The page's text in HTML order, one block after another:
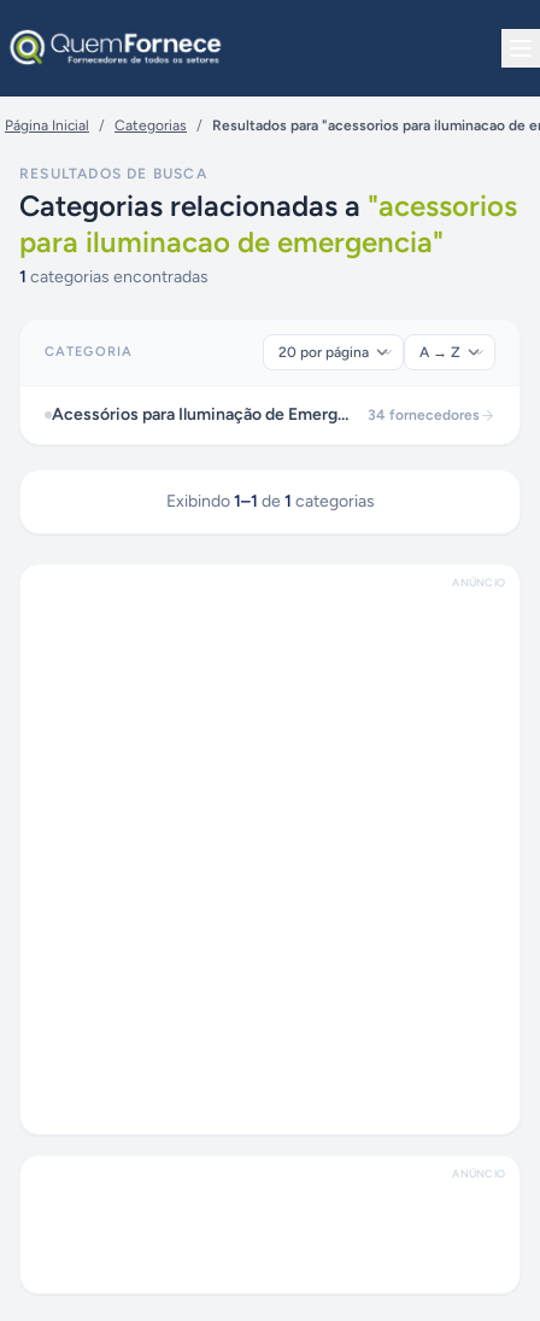
Página Inicial / Categorias / Resultados para "acessorios para iluminacao de
RESULTADOS DE BUSCA
Categorias relacionadas a "acessorios
para iluminacao de emergencia"
1 categorias encontradas
CATEGORIA
Acessórios para Iluminação de Emergência 34 fornecedores
Exibindo 1–1 de 1 categorias
ANÚNCIO
ANÚNCIO